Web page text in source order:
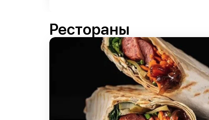
Рестораны